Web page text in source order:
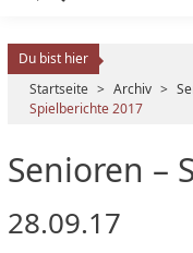
Du bist hier
Startseite > Archiv >
Spielberichte 2017
Senioren –
28.09.17